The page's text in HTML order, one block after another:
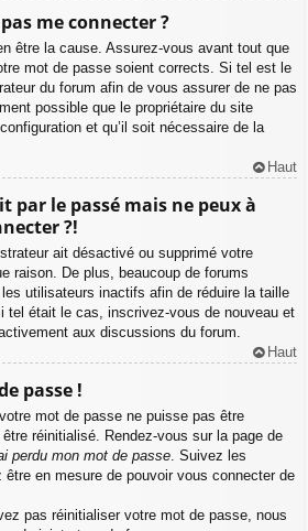
me connecter ?
être la cause. Assurez-vous avant tout que
mot de passe soient corrects. Si tel est le
du forum afin de vous assurer de ne pas
possible que le propriétaire du site
et qu’il soit nécessaire de la
Haut
par le passé mais ne peux à
?!
ait désactivé ou supprimé votre
raison. De plus, beaucoup de forums
utilisateurs inactifs afin de réduire la taille
tel était le cas, inscrivez-vous de nouveau et
aux discussions du forum.
Haut
passe !
mot de passe ne puisse pas être
réinitialisé. Rendez-vous sur la page de
perdu mon mot de passe. Suivez les
en mesure de pouvoir vous connecter de
pas réinitialiser votre mot de passe, nous